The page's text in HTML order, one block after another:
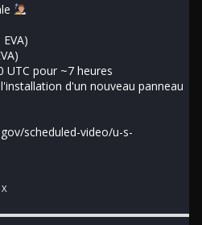
UTC pour ~7 heures
d'un nouveau panneau
scheduled-video/u-s-
X